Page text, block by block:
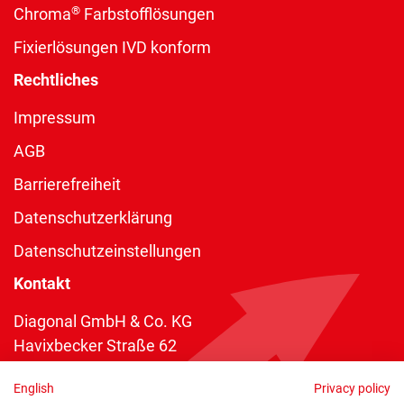
Chroma® Farbstofflösungen
Fixierlösungen IVD konform
Rechtliches
Impressum
AGB
Barrierefreiheit
Datenschutzerklärung
Datenschutzeinstellungen
Kontakt
Diagonal GmbH & Co. KG
Havixbecker Straße 62
English Privacy policy